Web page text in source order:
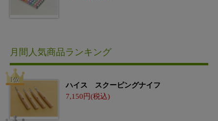
月間人気商品ランキング
ハイス スクーピングナイフ
7,150